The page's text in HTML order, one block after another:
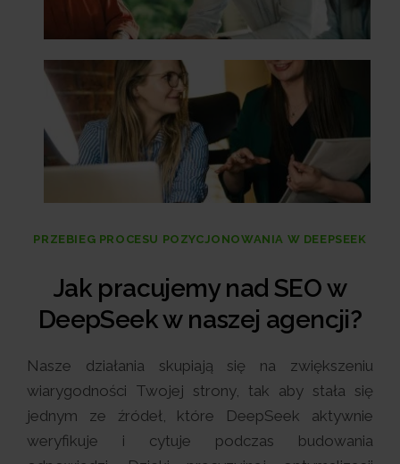
PRZEBIEG PROCESU POZYCJONOWANIA W DEEPSEEK
Jak pracujemy nad SEO w
DeepSeek w naszej agencji?
Nasze działania skupiają się na zwiększeniu
wiarygodności Twojej strony, tak aby stała się
jednym ze źródeł, które DeepSeek aktywnie
weryfikuje i cytuje podczas budowania